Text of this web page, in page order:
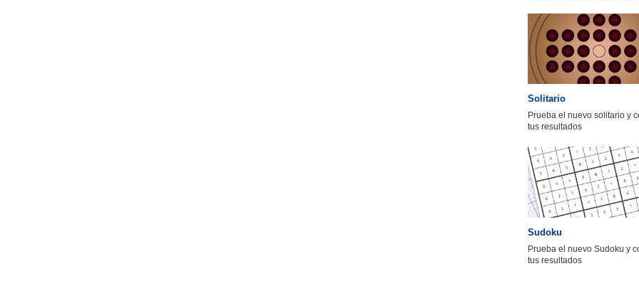
Solitario
Prueba el nuevo solitario y
tus resultados
Sudoku
Prueba el nuevo Sudoku y
tus resultados